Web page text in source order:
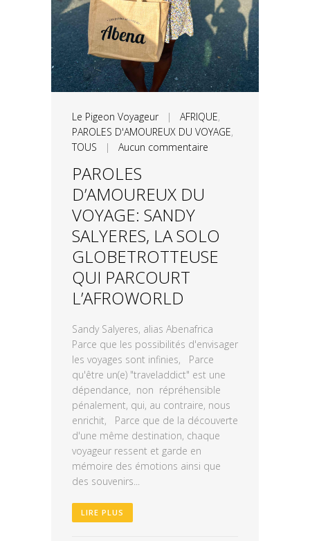
Le Pigeon Voyageur| AFRIQUE,
PAROLES D'AMOUREUX DU VOYAGE,
TOUS | Aucun commentaire
PAROLES
D’AMOUREUX DU
VOYAGE: SANDY
SALYERES, LA SOLO
GLOBETROTTEUSE
QUI PARCOURT
L’AFROWORLD
Sandy Salyeres, alias Abenafrica
Parce que les possibilités d'envisager
les voyages sont infinies, Parce
qu'être un(e) "traveladdict" est une
dépendance, non répréhensible
pénalement, qui, au contraire, nous
enrichit, Parce que de la découverte
d'une même destination, chaque
voyageur ressent et garde en
mémoire des émotions ainsi que
des souvenirs...
LIRE PLUS